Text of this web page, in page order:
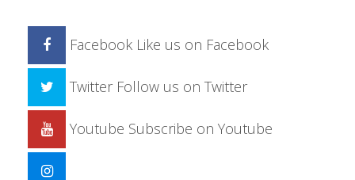
Facebook Like us on Facebook
Twitter Follow us on Twitter
Youtube Subscribe on Youtube